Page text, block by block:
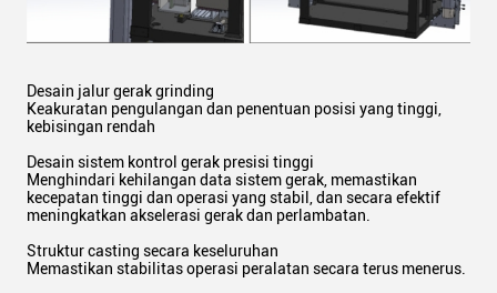
Desain jalur gerak grinding
Keakuratan pengulangan dan penentuan posisi yang tinggi,
kebisingan rendah
Desain sistem kontrol gerak presisi tinggi
Menghindari kehilangan data sistem gerak, memastikan
kecepatan tinggi dan operasi yang stabil, dan secara efektif
meningkatkan akselerasi gerak dan perlambatan.
Struktur casting secara keseluruhan
Memastikan stabilitas operasi peralatan secara terus menerus.